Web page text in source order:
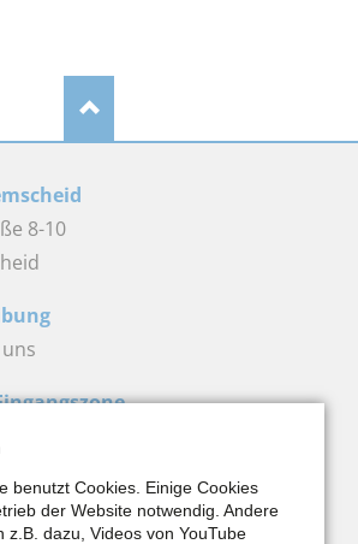
8-10
- 222
benutzt Cookies. Einige Cookies
der Website notwendig. Andere
z.B. dazu, Videos von YouTube